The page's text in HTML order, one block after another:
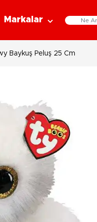
Eğitici Oyuncaklar
Oyun Hamurları
Müzik Aletleri
Oyunlar
Arkadaş - Aile Kutu Oyunları
Çocuk Kutu Oyunları
Eğitici Oyunlar
3-5 Yaş
Markalar
Baykuş Peluş 25 Cm